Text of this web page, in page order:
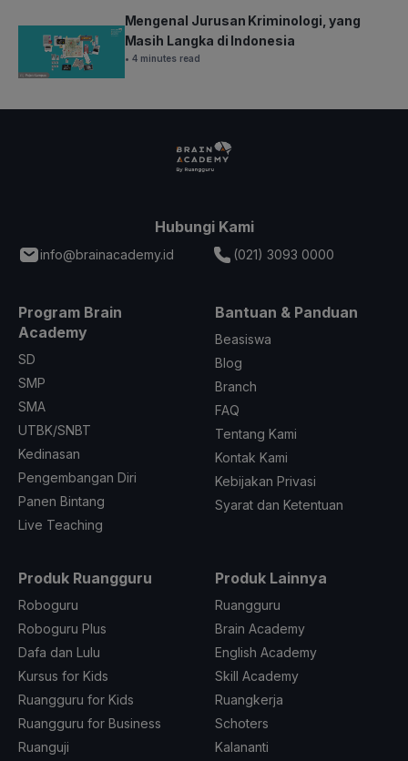
Mengenal Jurusan Kriminologi, yang
Masih Langka di Indonesia
• 4 minutes read
Hubungi Kami
info@brainacademy.id (021) 3093 0000
Program Brain
Academy
SD
SMP
SMA
UTBK/SNBT
Kedinasan
Pengembangan Diri
Panen Bintang
Live Teaching
Bantuan & Panduan
Beasiswa
Blog
Branch
FAQ
Tentang Kami
Kontak Kami
Kebijakan Privasi
Syarat dan Ketentuan
Produk Ruangguru
Roboguru
Roboguru Plus
Dafa dan Lulu
Kursus for Kids
Ruangguru for Kids
Ruangguru for Business
Ruanguji
Produk Lainnya
Ruangguru
Brain Academy
English Academy
Skill Academy
Ruangkerja
Schoters
Kalananti